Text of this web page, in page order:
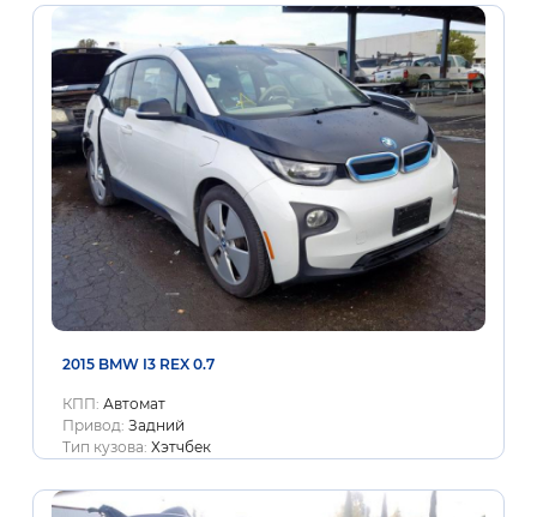
2015 BMW I3 REX 0.7
КПП: Автомат
Привод: Задний
Тип кузова: Хэтчбек